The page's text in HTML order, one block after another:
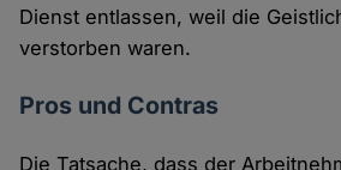
Dienst entlassen, weil die
verstorben waren.
Pros und Contras
Die Tatsache, dass der